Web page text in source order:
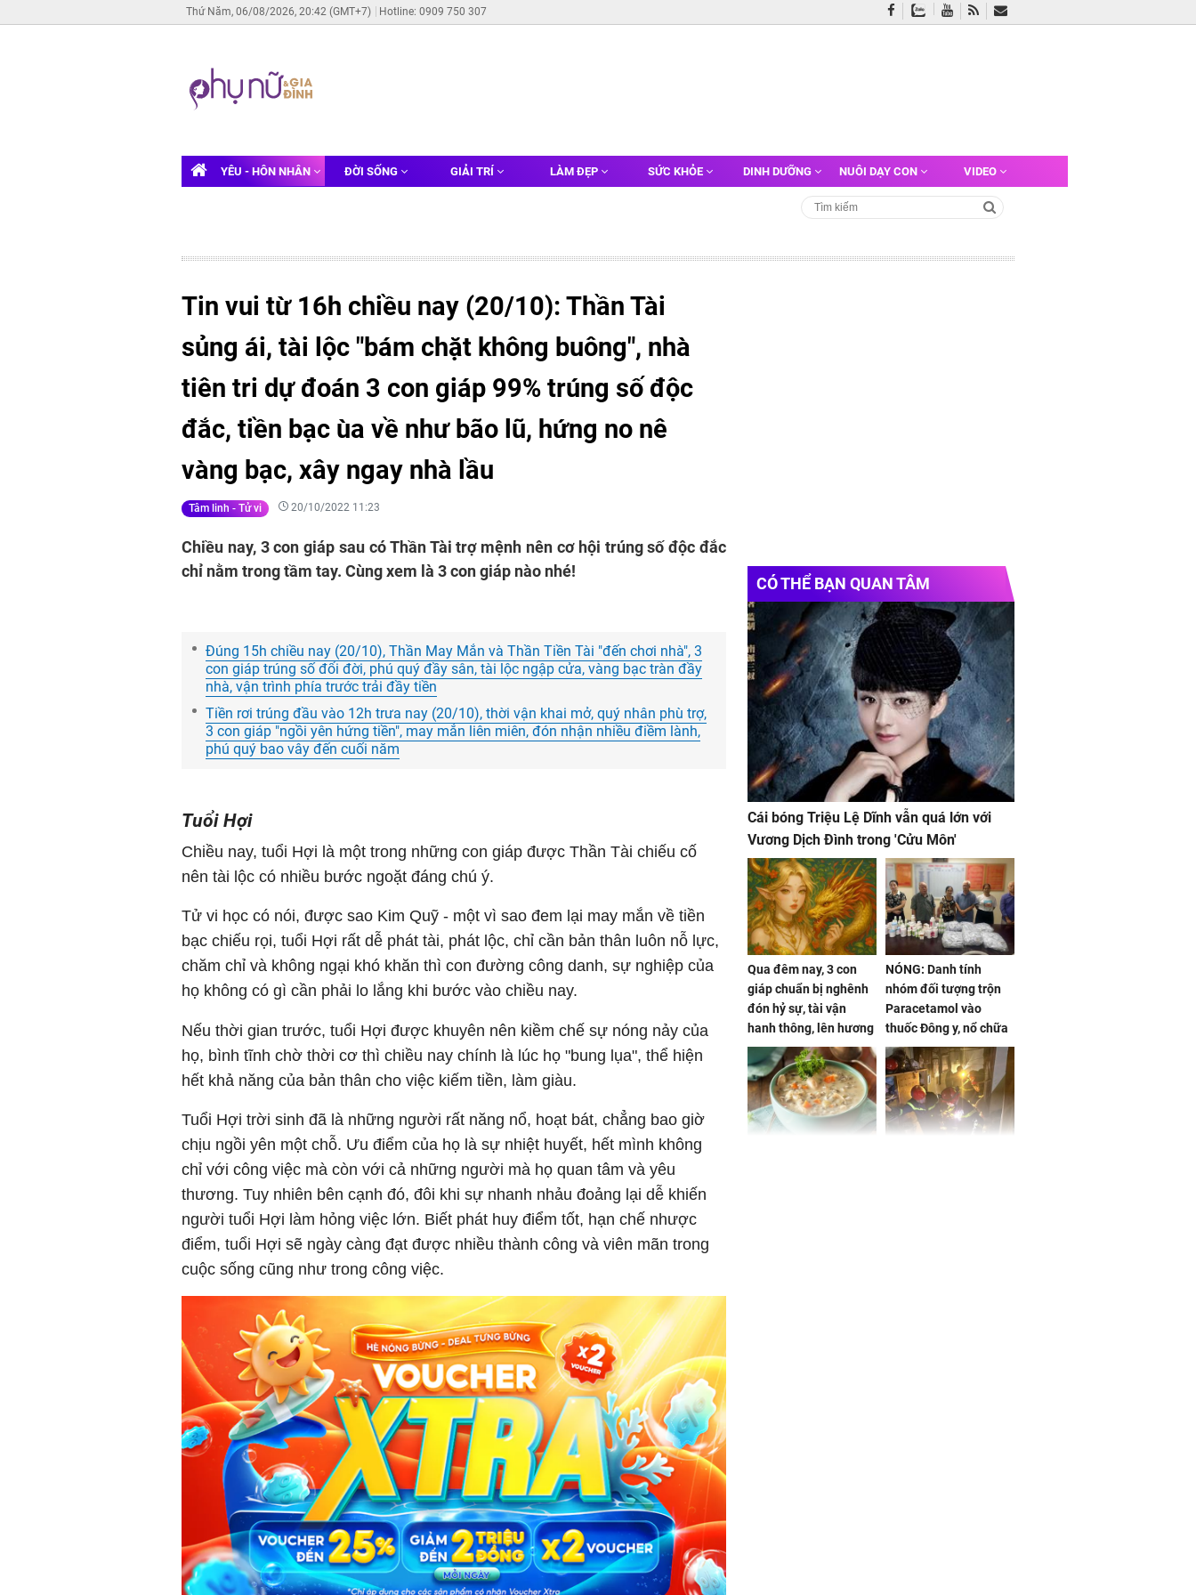
Thứ Năm, 06/08/2026, 20:42 (GMT+7) Hotline: 0909 750 307
YÊU - HÔN NHÂN ĐỜI SỐNG GIẢI TRÍ LÀM ĐẸP SỨC KHỎE DINH DƯỠNG NUÔI DẠY CON VIDEO
Tin vui từ 16h chiều nay (20/10): Thần Tài
sủng ái, tài lộc "bám chặt không buông", nhà
tiên tri dự đoán 3 con giáp 99% trúng số độc
đắc, tiền bạc ùa về như bão lũ, hứng no nê
vàng bạc, xây ngay nhà lầu
Tâm linh - Tử vi 20/10/2022 11:23
Chiều nay, 3 con giáp sau có Thần Tài trợ mệnh nên cơ hội trúng số độc đắc
chỉ nằm trong tầm tay. Cùng xem là 3 con giáp nào nhé!
Đúng 15h chiều nay (20/10), Thần May Mắn và Thần Tiền Tài "đến chơi nhà", 3
con giáp trúng số đổi đời, phú quý đầy sân, tài lộc ngập cửa, vàng bạc tràn đầy
nhà, vận trình phía trước trải đầy tiền
Tiền rơi trúng đầu vào 12h trưa nay (20/10), thời vận khai mở, quý nhân phù trợ,
3 con giáp "ngồi yên hứng tiền", may mắn liên miên, đón nhận nhiều điềm lành,
phú quý bao vây đến cuối năm
Tuổi Hợi
Chiều nay, tuổi Hợi là một trong những con giáp được Thần Tài chiếu cố
nên tài lộc có nhiều bước ngoặt đáng chú ý.
Tử vi học có nói, được sao Kim Quỹ - một vì sao đem lại may mắn về tiền
bạc chiếu rọi, tuổi Hợi rất dễ phát tài, phát lộc, chỉ cần bản thân luôn nỗ lực,
chăm chỉ và không ngại khó khăn thì con đường công danh, sự nghiệp của
họ không có gì cần phải lo lắng khi bước vào chiều nay.
Nếu thời gian trước, tuổi Hợi được khuyên nên kiềm chế sự nóng nảy của
họ, bình tĩnh chờ thời cơ thì chiều nay chính là lúc họ "bung lụa", thể hiện
hết khả năng của bản thân cho việc kiếm tiền, làm giàu.
Tuổi Hợi trời sinh đã là những người rất năng nổ, hoạt bát, chẳng bao giờ
chịu ngồi yên một chỗ. Ưu điểm của họ là sự nhiệt huyết, hết mình không
chỉ với công việc mà còn với cả những người mà họ quan tâm và yêu
thương. Tuy nhiên bên cạnh đó, đôi khi sự nhanh nhảu đoảng lại dễ khiến
người tuổi Hợi làm hỏng việc lớn. Biết phát huy điểm tốt, hạn chế nhược
điểm, tuổi Hợi sẽ ngày càng đạt được nhiều thành công và viên mãn trong
cuộc sống cũng như trong công việc.
CÓ THỂ BẠN QUAN TÂM
Cái bóng Triệu Lệ Dĩnh vẫn quá lớn với
Vương Dịch Đình trong 'Cửu Môn'
Qua đêm nay, 3 con
giáp chuẩn bị nghênh
đón hỷ sự, tài vận
hanh thông, lên hương
hóa Rồng hóa Phượng,
gom hết may mắn về
nhà
NÓNG: Danh tính
nhóm đối tượng trộn
Paracetamol vào
thuốc Đông y, nổ chữa
bách bệnh